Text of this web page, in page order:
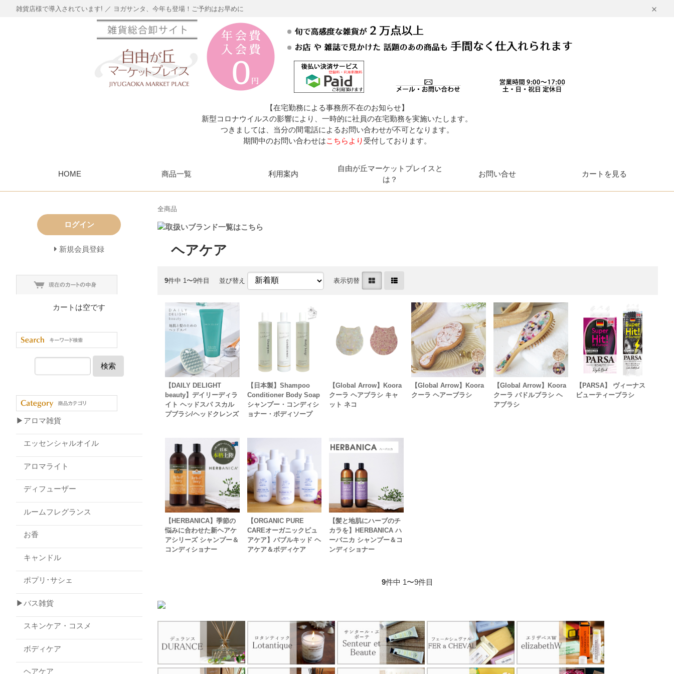
雑貨店様で導入されています! ／ ヨガサンタ、今年も登場！ご予約はお早めに
【在宅勤務による事務所不在のお知らせ】
新型コロナウイルスの影響により、一時的に社員の在宅勤務を実施いたします。
つきましては、当分の間電話によるお問い合わせが不可となります。
期間中のお問い合わせはこちらより 受付しております。
HOME 商品一覧 利用案内
自由が丘マーケットプレイスと
は？
お問い合せ カートを見る
全商品
ヘアケア
9件中 1〜9件目 並び替え 表示切替
【DAILY DELIGHT
beauty】デイリーディラ
イト ヘッドスパ スカル
プブラシ/ヘッドクレンズ
【日本製】Shampoo
Conditioner Body Soap
シャンプー・コンディシ
ョナー・ボディソープ
【Global Arrow】Koora
クーラ ヘアブラシ キャ
ット ネコ
【Global Arrow】Koora
クーラ ヘアーブラシ
【Global Arrow】Koora
クーラ パドルブラシ ヘ
アブラシ
【PARSA】 ヴィーナス
ビューティーブラシ
【HERBANICA】季節の
悩みに合わせた新ヘアケ
アシリーズ シャンプー＆
コンディショナー
【ORGANIC PURE
CAREオーガニックピュ
アケア】バブルキッド ヘ
アケア＆ボディケア
【髪と地肌にハーブのチ
カラを】HERBANICA ハ
ーバニカ シャンプー＆コ
ンディショナー
9件中 1〜9件目
ログイン
新規会員登録
カートは空です
検索
▶アロマ雑貨
エッセンシャルオイル
アロマライト
ディフューザー
ルームフレグランス
お香
キャンドル
ポプリ･サシェ
▶バス雑貨
スキンケア・コスメ
ボディケア
ヘアケア